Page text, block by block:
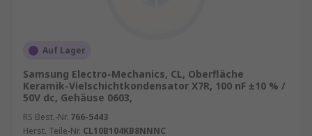
Auf Lager
Samsung Electro-Mechanics, CL, Oberfläche
Keramik-Vielschichtkondensator X7R, 100 nF ±10 % /
50V dc, Gehäuse 0603,
RS Best.-Nr. 766-5443
Herst. Teile-Nr. CL10B104KB8NNNC